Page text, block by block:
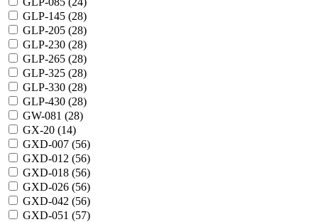
GLP-145 (28)
GLP-205 (28)
GLP-230 (28)
GLP-265 (28)
GLP-325 (28)
GLP-330 (28)
GLP-430 (28)
GW-081 (28)
GX-20 (14)
GXD-007 (56)
GXD-012 (56)
GXD-018 (56)
GXD-026 (56)
GXD-042 (56)
GXD-051 (57)